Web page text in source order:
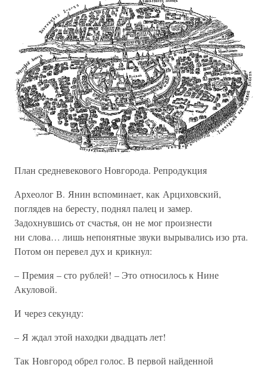
План средневекового Новгорода. Репродукция
Археолог В. Янин вспоминает, как Арциховский,
поглядев на бересту, поднял палец и замер.
Задохнувшись от счастья, он не мог произнести
ни слова… лишь непонятные звуки вырывались изо рта.
Потом он перевел дух и крикнул:
– Премия – сто рублей! – Это относилось к Нине
Акуловой.
И через секунду:
– Я ждал этой находки двадцать лет!
Так Новгород обрел голос. В первой найденной